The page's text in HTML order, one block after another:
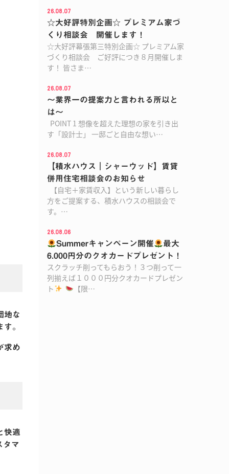
地な
。
求め
快適
タマ
26.08.07
☆大好評特別企画☆ プレミアム家づ
くり相談会 開催します！
☆大好評幕張第三特別企画☆ プレミアム家
づくり相談会 ご好評につき８月開催しま
す！ 皆さま…
26.08.07
～業界一の提案力と言われる所以と
は～
POINT 1 想像を超えた理想の家を引き出
す「設計士」 一邸ごと自由な想い…
26.08.07
【積水ハウス｜シャーウッド】賃貸
併用住宅相談会のお知らせ
【自宅＋家賃収入】という新しい暮らし
方をご提案する、積水ハウスの相談会で
す。…
26.08.06
Summerキャンペーン開催
最大
6.000円分のクオカードプレゼント！
スクラッチ削ってもらおう！３つ削って一
列揃えば１０００円分クオカードプレゼン
ト
【限…